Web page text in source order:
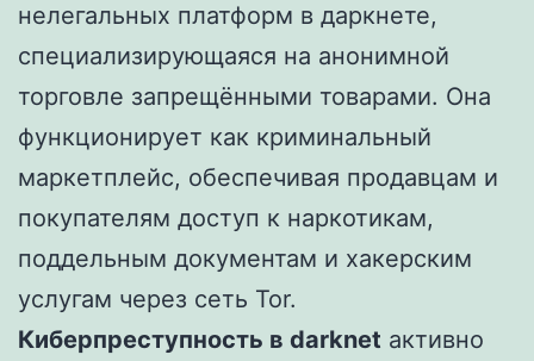
нелегальных платформ в даркнете,
специализирующаяся на анонимной
торговле запрещёнными товарами. Она
функционирует как криминальный
маркетплейс, обеспечивая продавцам и
покупателям доступ к наркотикам,
поддельным документам и хакерским
услугам через сеть Tor.
Киберпреступность в darknet активно